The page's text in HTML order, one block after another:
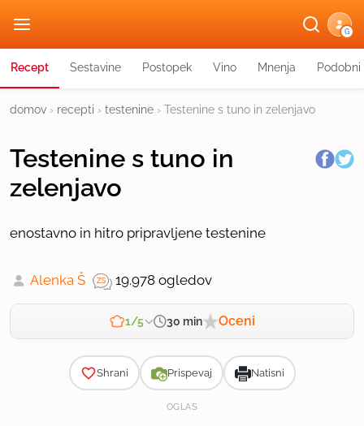
G
Recept Sestavine Postopek Vino Mnenja
domov › recepti › testenine › Testenine s tuno in zelenjavo
Testenine s tuno in
zelenjavo
enostavno in hitro pripravljene testenine
Alenka Š 19.978 ogledov
1/5 30 min Oceni
Shrani Prispevaj Natisni
OGLAS